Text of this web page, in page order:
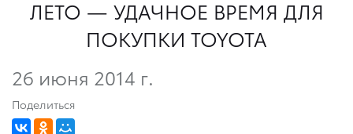
ЛЕТО — УДАЧНОЕ ВРЕМЯ ДЛЯ
ПОКУПКИ TOYOTA
26 июня 2014 г.
Поделиться